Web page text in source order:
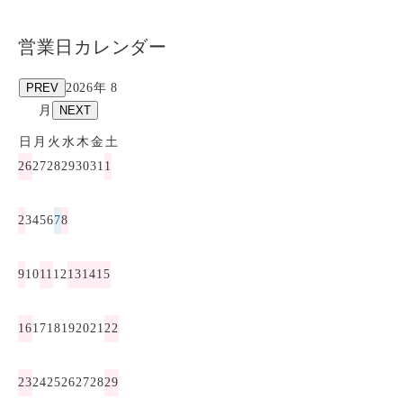
営業日カレンダー
PREV 2026年 8
月
NEXT
日 月 火 水木 金 土
262728293031 1
2345678
91011 12131415
16171819202122
23242526272829